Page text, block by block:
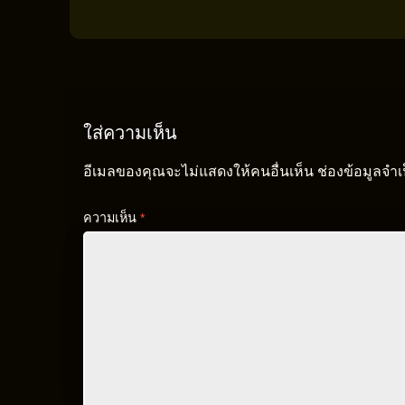
ใส่ความเห็น
อีเมลของคุณจะไม่แสดงให้คนอื่นเห็น ช่องข้อมูลจำ
ความเห็น *